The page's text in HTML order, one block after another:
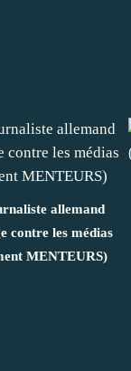
allemand
contre les médias
MENTEURS)